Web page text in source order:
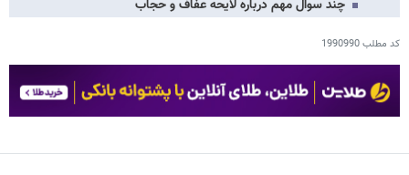
چند سوال مهم درباره لایحه عفاف و حجاب
کد مطلب1990990